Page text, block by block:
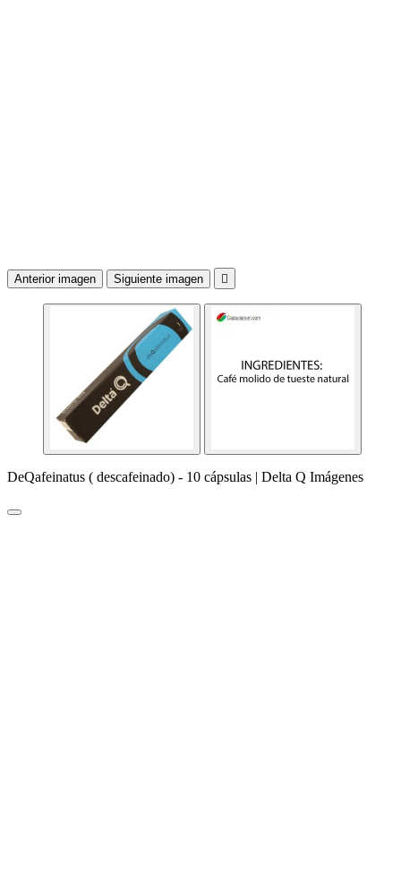
Anterior imagen Siguiente imagen 
DeQafeinatus ( descafeinado) - 10 cápsulas | Delta Q Imágenes